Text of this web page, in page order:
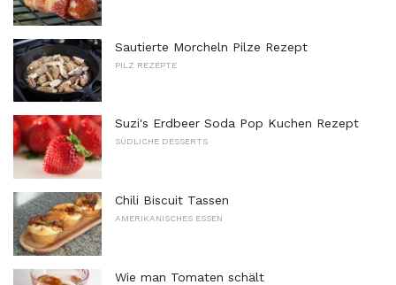
Sautierte Morcheln Pilze Rezept
PILZ REZEPTE
Suzi's Erdbeer Soda Pop Kuchen Rezept
SÜDLICHE DESSERTS
Chili Biscuit Tassen
AMERIKANISCHES ESSEN
Wie man Tomaten schält